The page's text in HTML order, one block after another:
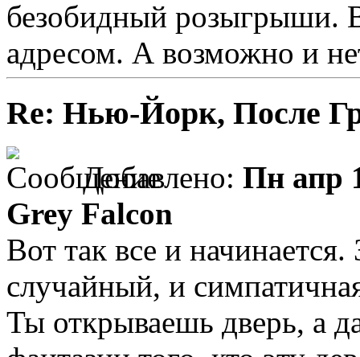
безобидный розыгрыши.
адресом. А возможно и
Re: Нью-Йорк, После
Добавлено: Пн апр
Grey Falcon
Вот так все и
случайный, и
Ты открываешь дверь, а